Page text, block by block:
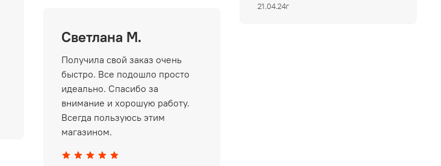
21.04.24г
Светлана М.
Получила свой заказ очень
быстро. Все подошло просто
идеально. Спасибо за
внимание и хорошую работу.
Всегда пользуюсь этим
магазином.